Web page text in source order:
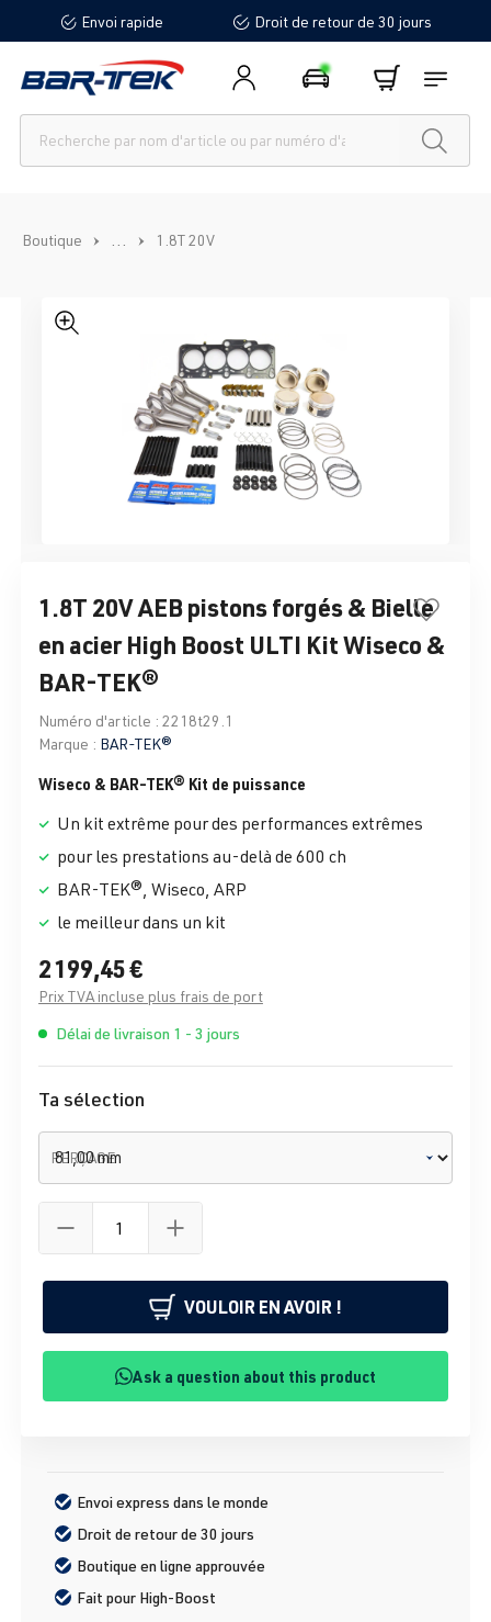
principalEnvoi rapide Droit de retour de 30 jours
Boutique ... 1.8T 20V
Ignorer la galerie d'images
1.8T 20V AEB pistons forgés & Bielle
en acier High Boost ULTI Kit Wiseco &
BAR-TEK®
Numéro d'article : 2218t29.1
Marque : BAR-TEK®
Wiseco & BAR-TEK® Kit de puissance
Un kit extrême pour des performances extrêmes
pour les prestations au-delà de 600 ch
BAR-TEK®, Wiseco, ARP
le meilleur dans un kit
2 199,45 €
Prix TVA incluse plus frais de port
Délai de livraison 1 - 3 jours
Ta sélection
PERÇAGE
VOULOIR EN AVOIR !
Ask a question about this product
Envoi express dans le monde
Droit de retour de 30 jours
Boutique en ligne approuvée
Fait pour High-Boost